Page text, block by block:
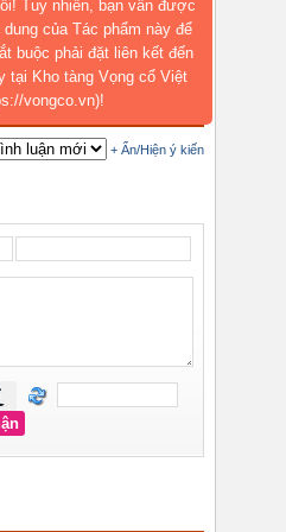
Tuy nhiên, bạn vẫn được
của Tác phẩm này để
buộc phải đặt liên kết đến
tại Kho tàng Vọng cổ Việt
vongco.vn)!